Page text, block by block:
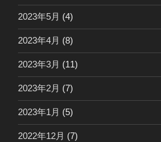
2023年5月 (4)
2023年4月 (8)
2023年3月 (11)
2023年2月 (7)
2023年1月 (5)
2022年12月 (7)